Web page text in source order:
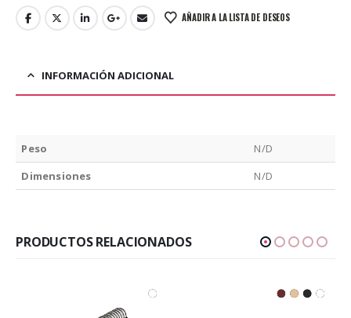
AÑADIR A LA LISTA DE DESEOS
INFORMACIÓN ADICIONAL
Peso
N/D
Dimensiones
N/D
PRODUCTOS RELACIONADOS